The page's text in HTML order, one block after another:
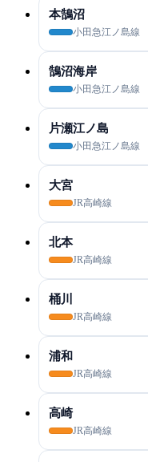
本鵠沼
小田急江ノ島線
鵠沼海岸
小田急江ノ島線
片瀬江ノ島
小田急江ノ島線
大宮
JR高崎線
北本
JR高崎線
桶川
JR高崎線
浦和
JR高崎線
高崎
JR高崎線